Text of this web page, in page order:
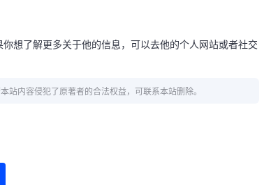
想了解更多关于他的信息，可以去他的个人网站或者社交
站内容侵犯了原著者的合法权益，可联系本站删除。